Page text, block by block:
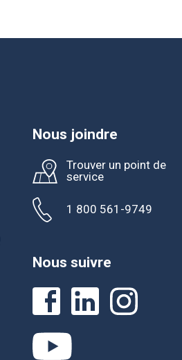
Nous joindre
Trouver un point de
service
1 800 561-9749
Nous suivre